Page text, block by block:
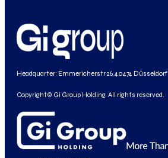
Headquarter: Emmericherstr 26, 40474 Düsseldorf
Copyright© Gi Group Holding. All rights reserved.